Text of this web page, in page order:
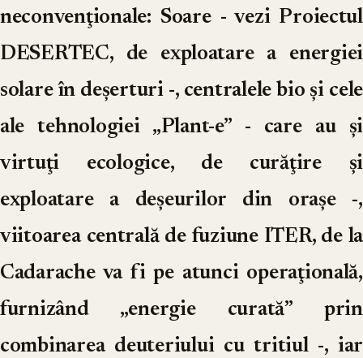
neconvenţionale: Soare - vezi Proiectul
DESERTEC, de exploatare a energiei
solare în deşerturi -, centralele bio şi cele
ale tehnologiei „Plant-e” - care au şi
virtuţi ecologice, de curăţire şi
exploatare a deşeurilor din oraşe -,
viitoarea centrală de fuziune ITER, de la
Cadarache va fi pe atunci operaţională,
furnizând „energie curată” prin
combinarea deuteriului cu tritiul -, iar